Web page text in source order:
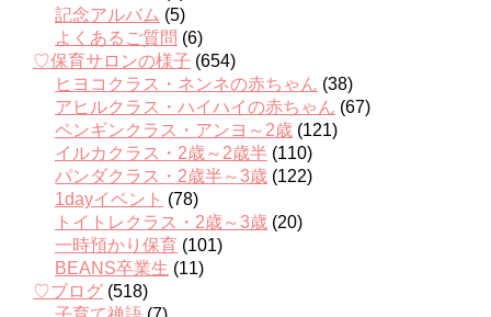
記念アルバム (5)
よくあるご質問 (6)
♡保育サロンの様子 (654)
ヒヨコクラス・ネンネの赤ちゃん (38)
アヒルクラス・ハイハイの赤ちゃん (67)
ペンギンクラス・アンヨ～2歳 (121)
イルカクラス・2歳～2歳半 (110)
パンダクラス・2歳半～3歳 (122)
1dayイベント (78)
トイトレクラス・2歳～3歳 (20)
一時預かり保育 (101)
BEANS卒業生 (11)
♡ブログ (518)